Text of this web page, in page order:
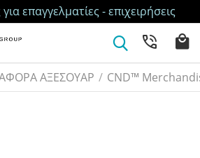
επαγγελματίες - επιχειρήσεις
ΑΞΕΣΟΥΑΡ / CND™